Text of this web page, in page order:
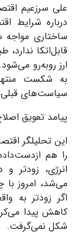
علی سرزعیم
درباره شرایط
ساختاری
قابل‌اتکا
ارز روبه‌رو می‌شود.
به شکست
سیاست‌های
پیامد تعویق
این تحلیلگر
را هم
انرژی، زودتر
می‌شد، امروز
اگر زودتر به
کاهش پیدا
شکل نمی‌گرفت.